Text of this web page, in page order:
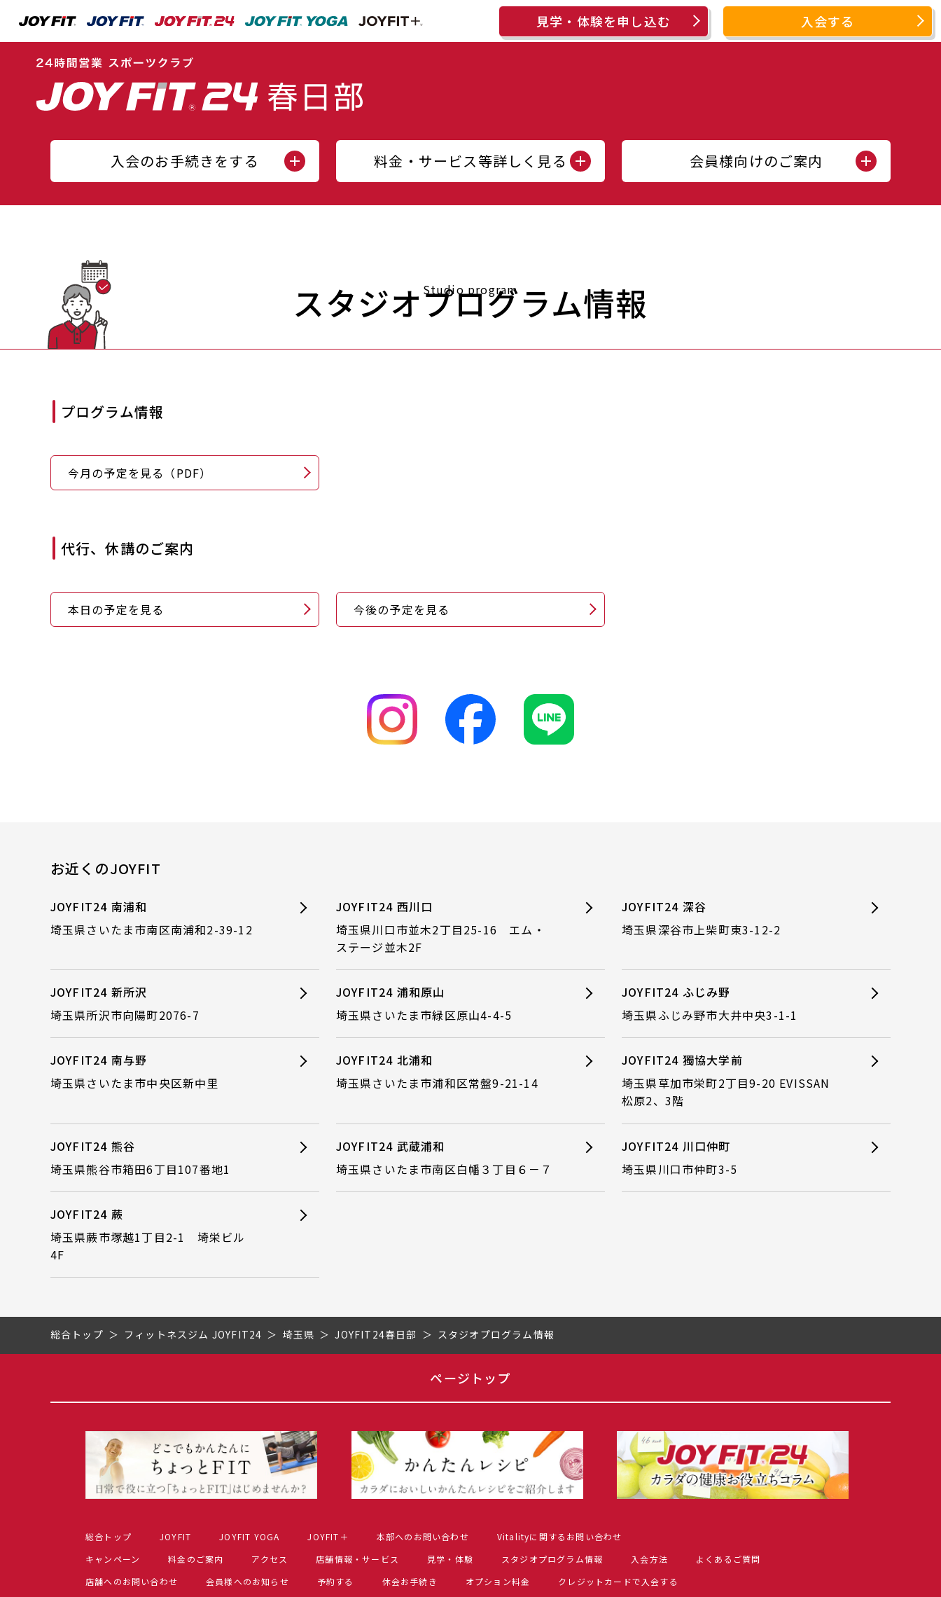
見学・体験を申し込む 入会する
入会のお手続きをする 料金・サービス等詳しく見る 会員様向けのご案内
Studio program
スタジオプログラム情報
プログラム情報
今月の予定を見る（PDF）
代行、休講のご案内
本日の予定を見る 今後の予定を見る
お近くのJOYFIT
JOYFIT24 南浦和
埼玉県さいたま市南区南浦和2-39-12
JOYFIT24 西川口
埼玉県川口市並木2丁目25-16 エム・
ステージ並木2F
JOYFIT24 深谷
埼玉県深谷市上柴町東3-12-2
JOYFIT24 新所沢
埼玉県所沢市向陽町2076-7
JOYFIT24 浦和原山
埼玉県さいたま市緑区原山4-4-5
JOYFIT24 ふじみ野
埼玉県ふじみ野市大井中央3-1-1
JOYFIT24 南与野
埼玉県さいたま市中央区新中里
JOYFIT24 北浦和
埼玉県さいたま市浦和区常盤9-21-14
JOYFIT24 獨協大学前
埼玉県草加市栄町2丁目9-20 EVISSAN
松原2、3階
JOYFIT24 熊谷
埼玉県熊谷市箱田6丁目107番地1
JOYFIT24 武蔵浦和
埼玉県さいたま市南区白幡３丁目６－７
JOYFIT24 川口仲町
埼玉県川口市仲町3-5
JOYFIT24 蕨
埼玉県蕨市塚越1丁目2-1 埼栄ビル
4F
総合トップ フィットネスジム JOYFIT24 埼玉県 JOYFIT24春日部 スタジオプログラム情報
ページトップ
総合トップ JOYFIT JOYFIT YOGA JOYFIT＋ 本部へのお問い合わせ
Vitalityに関するお問い合わせ
キャンペーン
料金のご案内 アクセス 店舗情報・サービス 見学・体験 スタジオプログラム情報 入会方法
よくあるご質問
店舗へのお問い合わせ
会員様へのお知らせ 予約する 休会お手続き オプション料金
クレジットカードで入会する